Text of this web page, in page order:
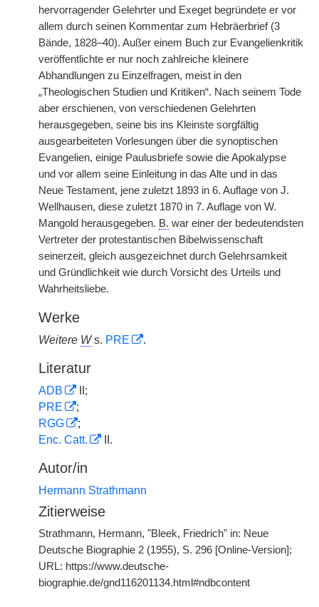
hervorragender Gelehrter und Exeget begründete er vor
allem durch seinen Kommentar zum Hebräerbrief (3
Bände, 1828–40). Außer einem Buch zur Evangelienkritik
veröffentlichte er nur noch zahlreiche kleinere
Abhandlungen zu Einzelfragen, meist in den
„Theologischen Studien und Kritiken“. Nach seinem Tode
aber erschienen, von verschiedenen Gelehrten
herausgegeben, seine bis ins Kleinste sorgfältig
ausgearbeiteten Vorlesungen über die synoptischen
Evangelien, einige Paulusbriefe sowie die Apokalypse
und vor allem seine Einleitung in das Alte und in das
Neue Testament, jene zuletzt 1893 in 6. Auflage von J.
Wellhausen, diese zuletzt 1870 in 7. Auflage von W.
Mangold herausgegeben. B. war einer der bedeutendsten
Vertreter der protestantischen Bibelwissenschaft
seinerzeit, gleich ausgezeichnet durch Gelehrsamkeit
und Gründlichkeit wie durch Vorsicht des Urteils und
Wahrheitsliebe.
Werke
Weitere Ws. PRE .
Literatur
ADB
II;
PRE
;
RGG
;
Enc. Catt.
II.
Autor/in
Hermann Strathmann
Zitierweise
Strathmann, Hermann, "Bleek, Friedrich" in: Neue
Deutsche Biographie 2 (1955), S. 296 [Online-Version];
URL: https://www.deutsche-
biographie.de/gnd116201134.html#ndbcontent